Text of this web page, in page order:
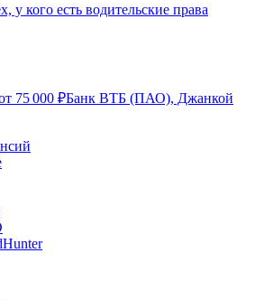
у кого есть водительские права
75 000 ₽Банк ВТБ (ПАО), Джанкой